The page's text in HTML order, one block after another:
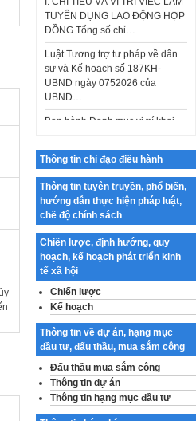
ĐỒNG Tổng số chỉ…
Luật Tương trợ tư pháp về dân
sự và Kế hoạch số 187KH-
UBND ngày 0752026 của
UBND…
Ban hành Danh mục vị trí khai
thác quảng cáo trên địa bàn
Kế hoạch Tổ chức Cuộc thi
chính luận về bảo vệ nền tảng tư
tưởng của Đảng…
Công bố công khai dự toán kinh
phí xây dựng pháp luật, hoàn
thiện thể chế, chính…
Quy định về nghiên cứu, ứng
dụng khoa học, công nghệ, đổi
mới sáng tạo và chuyển…
Quy định chi tiết và hướng dẫn
thi hành một số điều của Luật Lý
lịch tư…
Sửa đổi, bổ sung một số nội
dung tại Nghị quyết số 30/NQ-
CP ngày 24 tháng 02…
Ban hành Chương trình hành
Thông tin chỉ đạo điều hành
Thông tin tuyên truyền, phổ biến,
hướng dẫn thực hiện pháp luật,
chế độ chính sách
Chiến lược, định hướng, quy
hoạch, kế hoạch phát triển kinh
tế xã hội
Chiến lược
Kế hoạch
Thông tin về dự án, hạng mục
đầu tư, đấu thầu, mua sắm công
Đấu thầu mua sắm công
Thông tin dự án
Thông tin hạng mục đầu tư